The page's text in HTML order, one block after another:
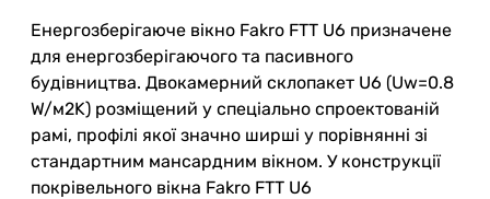
Енергозберігаюче вікно Fakro FTT U6 призначене
для енергозберігаючого та пасивного
будівництва. Двокамерний склопакет U6 (Uw=0.8
W/м2K) розміщений у спеціально спроектованій
рамі, профілі якої значно ширші у порівнянні зі
стандартним мансардним вікном. У конструкції
покрівельного вікна Fakro FTT U6